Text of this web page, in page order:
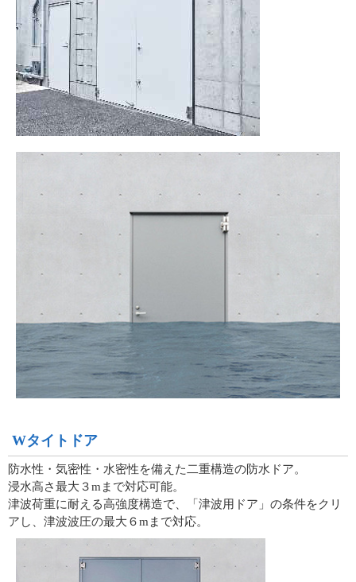
Wタイトドア
防水性・気密性・水密性を備えた二重構造の防水ドア。
浸水高さ最大３mまで対応可能。
津波荷重に耐える高強度構造で、「津波用ドア」の条件をクリ
アし、津波波圧の最大６mまで対応。